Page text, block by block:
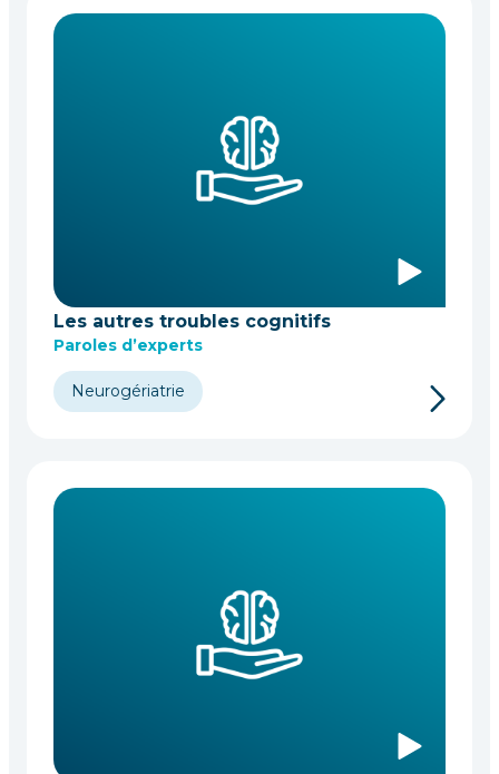
Les autres troubles cognitifs
Paroles d’experts
Neurogériatrie